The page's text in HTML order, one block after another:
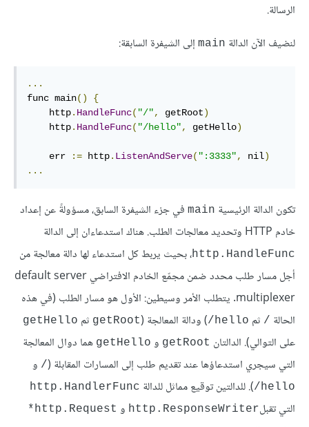
الرسالة.
لنضيف الآن الدالة main إلى الشيفرة السابقة:
...
func main()
{
    http
. HandleFunc( "/", getRoot)
    http
. HandleFunc( "/hello", getHello)
    err
:= http. ListenAndServe( ":3333", nil)
...
تكون الدالة الرئيسية main في جزء الشيفرة السابق، مسؤولةً عن إعداد
خادم HTTP وتحديد معالجات الطلب. هناك استدعاءان إلى الدالة
http.HandleFunc، بحيث يربط كل استدعاء لها دالة معالجة من
أجل مسار طلب محدد ضمن مجمّع الخادم الافتراضي default server
multiplexer. يتطلب الأمر وسيطين: الأول هو مسار الطلب (في هذه
الحالة / ثم hello/ ) ودالة المعالجة (getRoot ثم getHello
على التوالي). الدالتان getRoot و getHello هما دوال المعالجة
التي سيجري استدعاؤها عند تقديم طلب إلى المسارات المقابلة (/ و
hello/ ). للدالتين توقيع مماثل للدالة http.HandlerFunc
التي تقبلhttp.ResponseWriter و http.Request*